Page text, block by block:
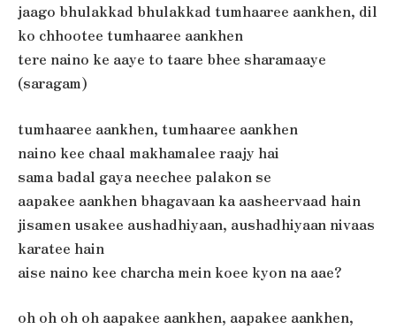
jaago bhulakkad bhulakkad tumhaaree aankhen, dil
ko chhootee tumhaaree aankhen
tere naino ke aaye to taare bhee sharamaaye
(saragam)
tumhaaree aankhen, tumhaaree aankhen
naino kee chaal makhamalee raajy hai
sama badal gaya neechee palakon se
aapakee aankhen bhagavaan ka aasheervaad hain
jisamen usakee aushadhiyaan, aushadhiyaan nivaas
karatee hain
aise naino kee charcha mein koee kyon na aae?
oh oh oh oh aapakee aankhen, aapakee aankhen,